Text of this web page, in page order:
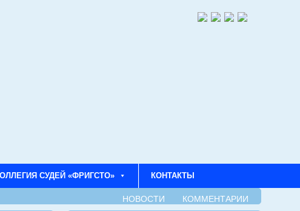
СУДЕЙ «ФРИГСТО» КОНТАКТЫ
НОВОСТИ КОММЕНТАРИИ